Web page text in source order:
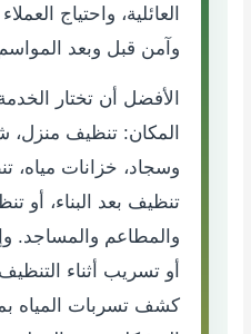
العائلية، واحتياج
وآمن قبل وبعد
الأفضل أن تختار
المكان: تنظيف منزل،
وسجاد، خزانات مياه،
تنظيف بعد البناء، أو
والمطاعم والمساجد.
أو تسريب أثناء
كشف تسربات المياه